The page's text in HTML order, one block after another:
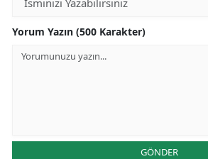
Yorum Yazın (500 Karakter)
GÖNDER